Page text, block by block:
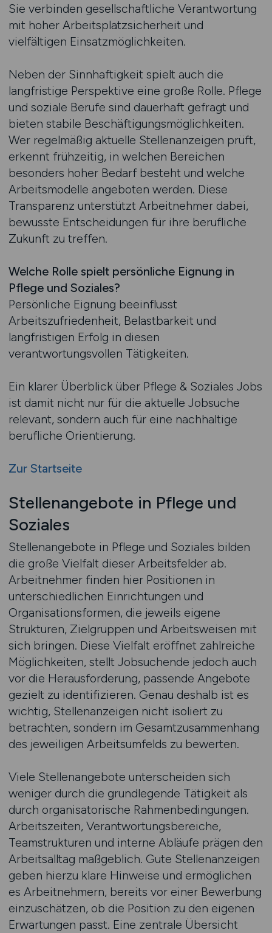
Sie verbinden gesellschaftliche Verantwortung
mit hoher Arbeitsplatzsicherheit und
vielfältigen Einsatzmöglichkeiten.
Neben der Sinnhaftigkeit spielt auch die
langfristige Perspektive eine große Rolle. Pflege
und soziale Berufe sind dauerhaft gefragt und
bieten stabile Beschäftigungsmöglichkeiten.
Wer regelmäßig aktuelle Stellenanzeigen prüft,
erkennt frühzeitig, in welchen Bereichen
besonders hoher Bedarf besteht und welche
Arbeitsmodelle angeboten werden. Diese
Transparenz unterstützt Arbeitnehmer dabei,
bewusste Entscheidungen für ihre berufliche
Zukunft zu treffen.
Welche Rolle spielt persönliche Eignung in
Pflege und Soziales?
Persönliche Eignung beeinflusst
Arbeitszufriedenheit, Belastbarkeit und
langfristigen Erfolg in diesen
verantwortungsvollen Tätigkeiten.
Ein klarer Überblick über Pflege & Soziales Jobs
ist damit nicht nur für die aktuelle Jobsuche
relevant, sondern auch für eine nachhaltige
berufliche Orientierung.
Zur Startseite
Stellenangebote in Pflege und
Soziales
Stellenangebote in Pflege und Soziales bilden
die große Vielfalt dieser Arbeitsfelder ab.
Arbeitnehmer finden hier Positionen in
unterschiedlichen Einrichtungen und
Organisationsformen, die jeweils eigene
Strukturen, Zielgruppen und Arbeitsweisen mit
sich bringen. Diese Vielfalt eröffnet zahlreiche
Möglichkeiten, stellt Jobsuchende jedoch auch
vor die Herausforderung, passende Angebote
gezielt zu identifizieren. Genau deshalb ist es
wichtig, Stellenanzeigen nicht isoliert zu
betrachten, sondern im Gesamtzusammenhang
des jeweiligen Arbeitsumfelds zu bewerten.
Viele Stellenangebote unterscheiden sich
weniger durch die grundlegende Tätigkeit als
durch organisatorische Rahmenbedingungen.
Arbeitszeiten, Verantwortungsbereiche,
Teamstrukturen und interne Abläufe prägen den
Arbeitsalltag maßgeblich. Gute Stellenanzeigen
geben hierzu klare Hinweise und ermöglichen
es Arbeitnehmern, bereits vor einer Bewerbung
einzuschätzen, ob die Position zu den eigenen
Erwartungen passt. Eine zentrale Übersicht